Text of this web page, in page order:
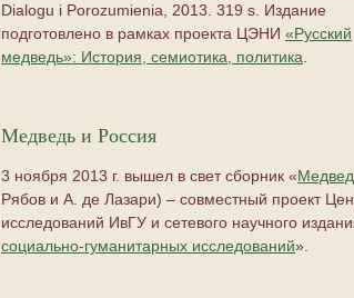
Dialogu i Porozumienia, 2013. 319 s. Издание
подготовлено в рамках проекта ЦЭНИ «Русский
медведь»: История, семиотика, политика
Медведь и Россия
3 ноября 2013 г. вышел в свет сборник «
Рябов и А. де Лазари) – совместный проект
исследований ИвГУ и сетевого научного
социально-гуманитарных исследований».